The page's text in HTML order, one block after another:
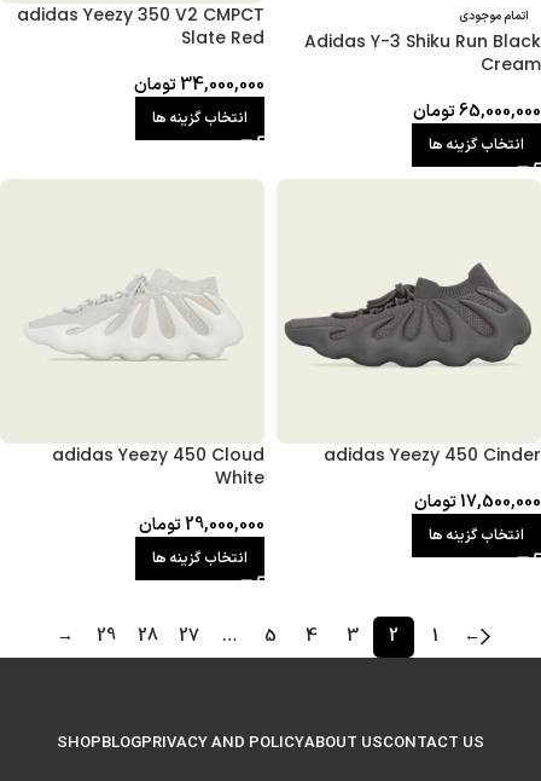
اتمام موجودی
Adidas Y-3 Shiku Run Black
Cream
65,000,000تومان
انتخاب گزینه ها
adidas Yeezy 350 V2 CMPCT
Slate Red
34,000,000تومان
انتخاب گزینه ها
adidas Yeezy 450 Cinder
17,500,000تومان
انتخاب گزینه ها
adidas Yeezy 450 Cloud
White
29,000,000تومان
انتخاب گزینه ها
←
1
2
3
4
5
…
27
28
29
→
CONTACT US
ABOUT US
PRIVACY AND POLICY
BLOG
SHOP